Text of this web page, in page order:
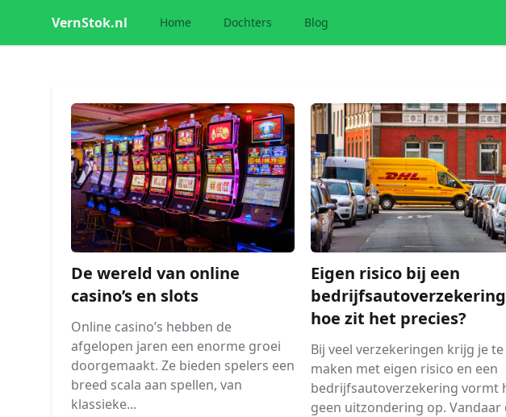
VernStok.nl Home Dochters Blog
De wereld van online
casino’s en slots
Online casino’s hebben de
afgelopen jaren een enorme groei
doorgemaakt. Ze bieden spelers een
breed scala aan spellen, van
klassieke...
Eigen risico bij een
hoe zit het precies?
Bij veel verzekeringen krijg je te
maken met eigen risico en een
bedrijfsautoverzekering vormt
geen uitzondering op. Vandaar